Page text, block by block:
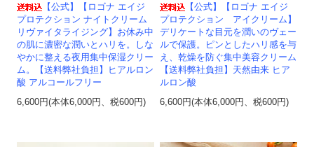
【公式】【ロゴナ エイジ
プロテクション ナイトクリーム
リヴァイタライジング】お休み中
の肌に濃密な潤いとハリを。しな
やかに整える夜用集中保湿クリー
ム。【送料弊社負担】ヒアルロン
酸 アルコールフリー
6,600円(本体6,000円、税600円)
【公式】【ロゴナ エイジ
プロテクション アイクリーム】
デリケートな目元を潤いのヴェー
ルで保護。ピンとしたハリ感を与
え、乾燥を防ぐ集中美容クリーム
【送料弊社負担】天然由来 ヒア
ルロン酸
6,600円(本体6,000円、税600円)